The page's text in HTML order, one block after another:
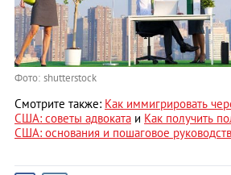
Фото: shutterstock
Смотрите также: Как иммигрировать
США: советы адвоката и Как получить
США: основания и пошаговое